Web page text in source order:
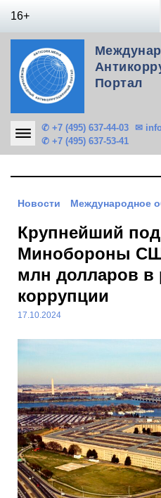
16+
Портал
✆ +7 (495) 637-44-03
✆ +7 (495) 637-53-41
✉
Новости Международное
Крупнейший
Минобороны
млн долларов в
коррупции
17.10.2024